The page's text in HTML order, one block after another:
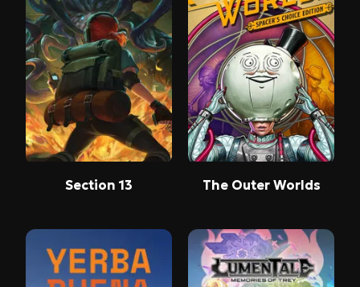
Section 13 The Outer Worlds